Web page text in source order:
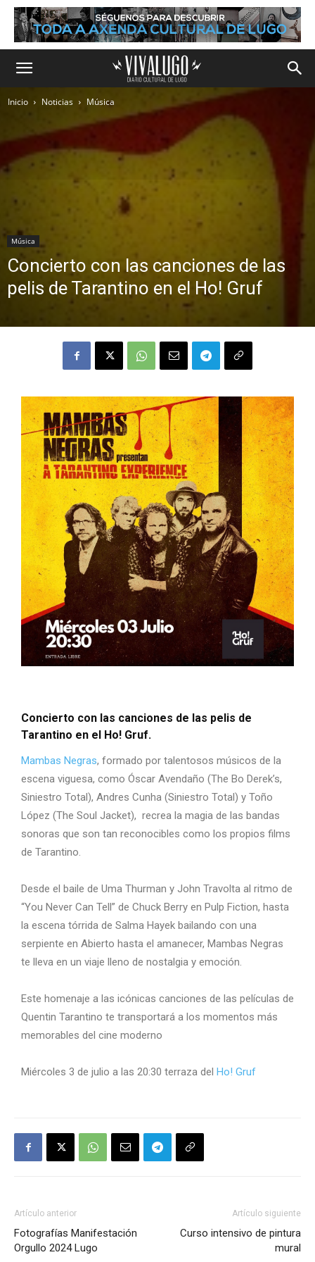
Inicio Noticias Música
Música
Concierto con las canciones de las
pelis de Tarantino en el Ho! Gruf
Concierto con las canciones de las pelis de
Tarantino en el Ho! Gruf.
Mambas Negras, formado por talentosos músicos de la
escena viguesa, como Óscar Avendaño (The Bo Derek’s,
Siniestro Total), Andres Cunha (Siniestro Total) y Toño
López (The Soul Jacket), recrea la magia de las bandas
sonoras que son tan reconocibles como los propios films
de Tarantino.
Desde el baile de Uma Thurman y John Travolta al ritmo de
“You Never Can Tell” de Chuck Berry en Pulp Fiction, hasta
la escena tórrida de Salma Hayek bailando con una
serpiente en Abierto hasta el amanecer, Mambas Negras
te lleva en un viaje lleno de nostalgia y emoción.
Este homenaje a las icónicas canciones de las películas de
Quentin Tarantino te transportará a los momentos más
memorables del cine moderno
Miércoles 3 de julio a las 20:30 terraza del Ho! Gruf
Artículo anterior
Fotografías Manifestación
Orgullo 2024 Lugo
Artículo siguiente
Curso intensivo de pintura
mural